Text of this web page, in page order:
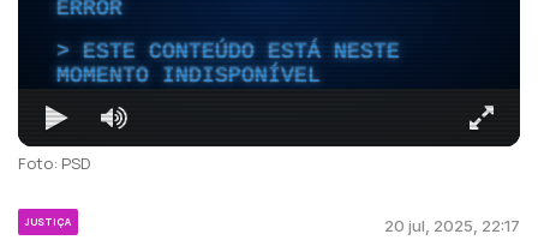
ERROR
ESTE CONTEÚDO ESTÁ NESTE
MOMENTO INDISPONÍVEL
Foto: PSD
JUSTIÇA 20 jul, 2025, 22:17